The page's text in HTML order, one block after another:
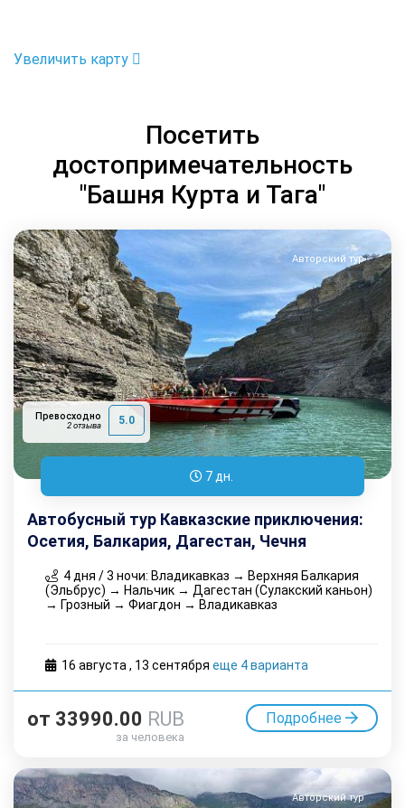
Увеличить карту
Посетить
достопримечательность
"Башня Курта и Тага"
Превосходно
2 отзыва 5.0
Авторский тур
7 дн.
Автобусный тур Кавказские приключения:
Осетия, Балкария, Дагестан, Чечня
4 дня / 3 ночи: Владикавказ → Верхняя Балкария
(Эльбрус) → Нальчик → Дагестан (Сулакский каньон)
→ Грозный → Фиагдон → Владикавказ
16 августа , 13 cентября еще 4 варианта
от 33990.00 RUB
за человека
Подробнее
Авторский тур